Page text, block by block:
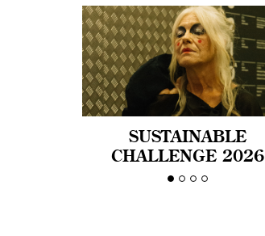
SUSTAINABLE
CHALLENGE 2026
CELEBRA LA